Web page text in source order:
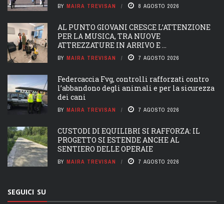
BY MAIRA TREVISAN 8 AGOSTO 2026
AL PUNTO GIOVANI CRESCE L’ATTENZIONE
PER LA MUSICA, TRA NUOVE
ATTREZZATURE IN ARRIVO E ...
BY MAIRA TREVISAN 7 AGOSTO 2026
Federcaccia Fvg, controlli rafforzati contro
l’abbandono degli animali e per la sicurezza
dei cani
BY MAIRA TREVISAN 7 AGOSTO 2026
CUSTODI DI EQUILIBRI SI RAFFORZA: IL
PROGETTO SI ESTENDE ANCHE AL
SENTIERO DELLE OPERAIE
BY MAIRA TREVISAN 7 AGOSTO 2026
SEGUICI SU